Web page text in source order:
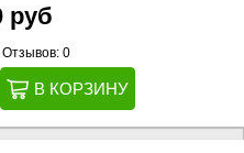
руб
Отзывов: 0